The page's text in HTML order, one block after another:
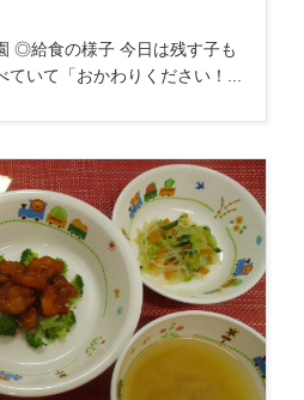
◎給食の様子 今日は残す子も
いて「おかわりください！...